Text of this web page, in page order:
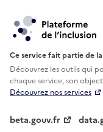
Ce service fait partie de
Découvrez les outils qui
chaque service, son
Découvrez nos services
beta.gouv.fr